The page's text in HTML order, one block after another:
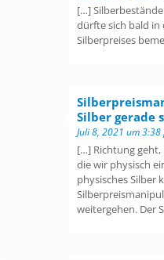
[…]
dürfte sich bald in
Silberpreises
Silber gerade
Juli 8, 2021 um 3:38
[…] Richtung
die wir physisch
physisches Silber
weitergehen. Der